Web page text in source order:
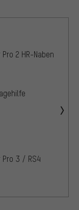
2 HR-Naben
3 / RS4